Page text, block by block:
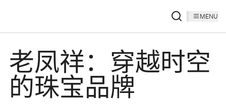
MENU
老凤祥：穿越时空
的珠宝品牌